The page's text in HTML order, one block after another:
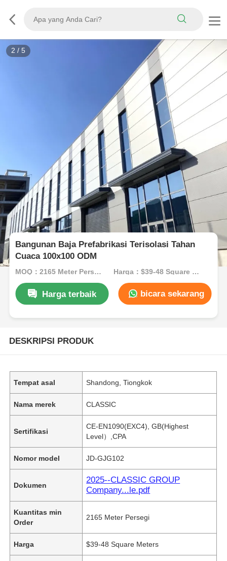
2 / 5
Bangunan Baja Prefabrikasi Terisolasi Tahan
Cuaca 100x100 ODM
MOQ：2165 Meter Persegi Harga：$39-48 Square Meters
Harga terbaik bicara sekarang
DESKRIPSI PRODUK
Tempat asal Shandong, Tiongkok
Nama merek CLASSIC
Sertifikasi
CE-EN1090(EXC4), GB(Highest
Level）,CPA
Nomor model JD-GJG102
Dokumen
2025--CLASSIC GROUP
Company...le.pdf
Kuantitas min
Order
2165 Meter Persegi
Harga $39-48 Square Meters